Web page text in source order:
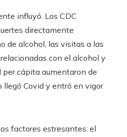
influyó. Los CDC
directamente
de alcohol, las visitas a las
con el alcohol y
cápita aumentaron de
llegó Covid y entró en vigor
factores estresantes: el